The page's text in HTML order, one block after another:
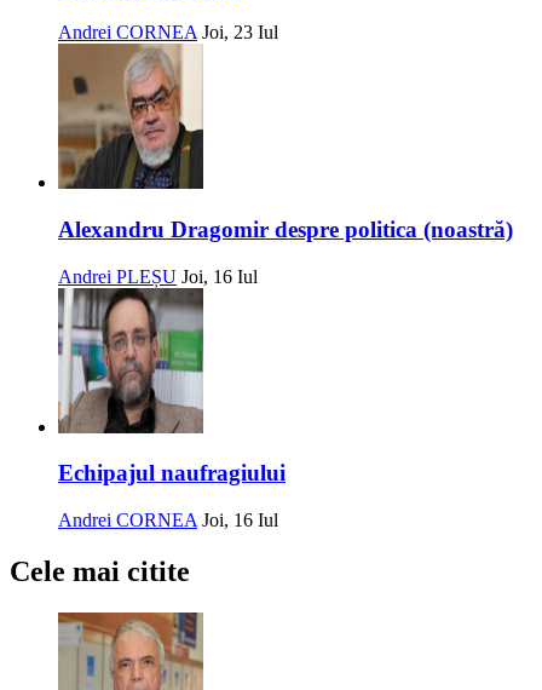
Andrei CORNEA Joi, 23 Iul
Alexandru Dragomir despre politica (noastră)
Andrei PLEȘU Joi, 16 Iul
Echipajul naufragiului
Andrei CORNEA Joi, 16 Iul
Cele mai citite